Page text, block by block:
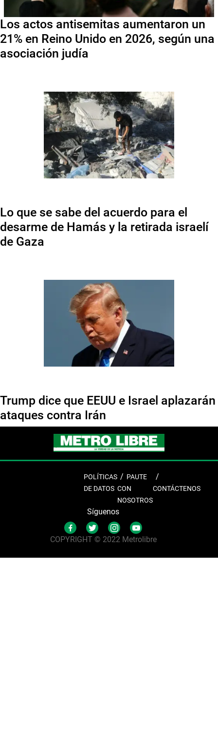
Los actos antisemitas aumentaron un
21% en Reino Unido en 2026, según una
asociación judía
Lo que se sabe del acuerdo para el
desarme de Hamás y la retirada israelí
de Gaza
Trump dice que EEUU e Israel aplazarán
ataques contra Irán
POLÍTICAS
DE DATOS
PAUTE
CON
NOSOTROS
CONTÁCTENOS
Síguenos
COPYRIGHT © 2022 Metrolibre